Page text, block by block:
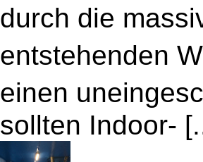
durch die
entstehenden
einen
sollten Indoor-